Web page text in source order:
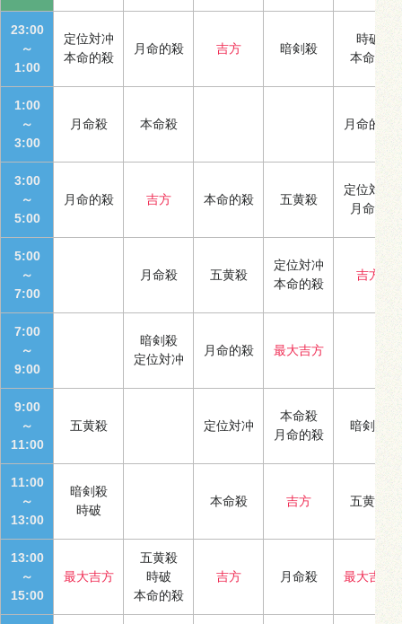
23:00
～
1:00
定位対冲
本命的殺
月命的殺 吉方 暗剣殺
時破
本命殺
1:00
～
3:00
月命殺 本命殺 月命的殺
3:00
～
5:00
月命的殺 吉方 本命的殺 五黄殺
定位対冲
月命殺
5:00
～
7:00
月命殺 五黄殺
定位対冲
本命的殺
吉方
7:00
～
9:00
暗剣殺
定位対冲
月命的殺 最大吉方
9:00
～
11:00
五黄殺 定位対冲
本命殺
月命的殺
暗剣殺
11:00
～
13:00
暗剣殺
時破
本命殺 吉方 五黄殺
13:00
～
15:00
最大吉方
五黄殺
時破
本命的殺
吉方 月命殺 最大吉方